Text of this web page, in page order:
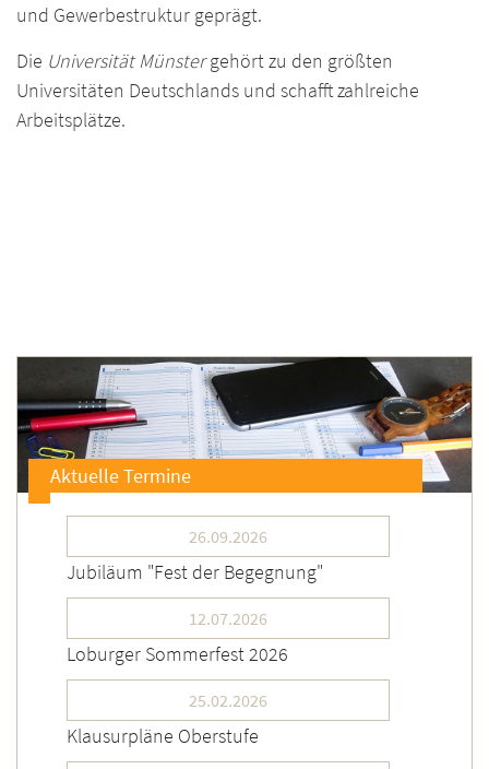
und Gewerbestruktur geprägt.
Die Universität Münstergehört zu den größten
Universitäten Deutschlands und schafft zahlreiche
Arbeitsplätze.
Aktuelle Termine
26.09.2026
Jubiläum "Fest der Begegnung"
12.07.2026
Loburger Sommerfest 2026
25.02.2026
Klausurpläne Oberstufe